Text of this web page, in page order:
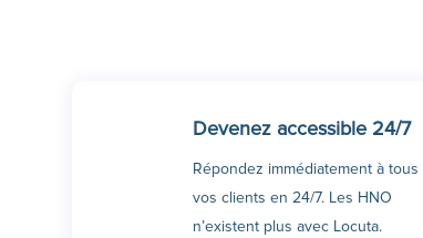
Devenez accessible 24/7
Répondez immédiatement à tous
vos clients en 24/7. Les HNO
n’existent plus avec Locuta.